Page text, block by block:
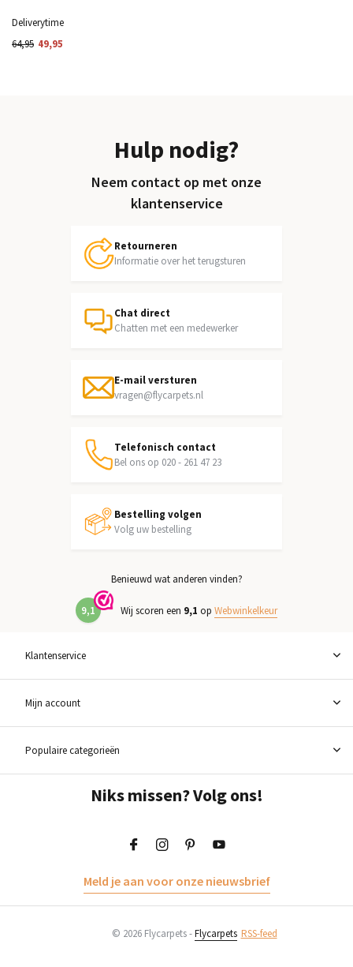
Deliverytime
64,95 49,95
Hulp nodig?
Neem contact op met onze
klantenservice
Retourneren
Informatie over het terugsturen
Chat direct
Chatten met een medewerker
E-mail versturen
vragen@flycarpets.nl
Telefonisch contact
Bel ons op 020 - 261 47 23
Bestelling volgen
Volg uw bestelling
Benieuwd wat anderen vinden?
9,1 Wij scoren een 9,1 op Webwinkelkeur
Klantenservice
Mijn account
Populaire categorieën
Niks missen? Volg ons!
Meld je aan voor onze nieuwsbrief
© 2026 Flycarpets -Flycarpets RSS-feed